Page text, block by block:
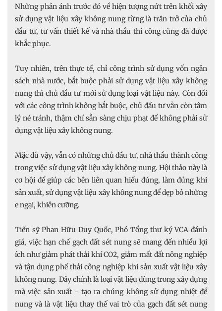
Những phản ánh trước đó về hiện tượng nứt trên khối xây
sử dụng vật liệu xây không nung từng là trăn trở của chủ
đầu tư, tư vấn thiết kế và nhà thầu thi công cũng đã được
khắc phục.
Tuy nhiên, trên thực tế, chỉ công trình sử dụng vốn ngân
sách nhà nước, bắt buộc phải sử dụng vật liệu xây không
nung thì chủ đầu tư mới sử dụng loại vật liệu này. Còn đối
với các công trình không bắt buộc, chủ đầu tư vẫn còn tâm
lý né tránh, thậm chí sẵn sàng chịu phạt để không phải sử
dụng vật liệu xây không nung.
Mặc dù vậy, vẫn có những chủ đầu tư, nhà thầu thành công
trong việc sử dụng vật liệu xây không nung. Hội thảo này là
cơ hội để giúp các bên liên quan hiểu đúng, làm đúng khi
sản xuất, sử dụng vật liệu xây không nung để dẹp bỏ những
e ngại, khiên cưỡng.
Tiến sỹ Phan Hữu Duy Quốc, Phó Tổng thư ký VCA đánh
giá, việc hạn chế gạch đất sét nung sẽ mang đến nhiều lợi
ích như giảm phát thải khí CO2, giảm mất đất nông nghiệp
và tận dụng phế thải công nghiệp khi sản xuất vật liệu xây
không nung. Đây chính là loại vật liệu dùng trong xây dựng
mà việc sản xuất - tạo ra chúng không sử dụng nhiệt để
nung và là vật liệu thay thế vai trò của gạch đất sét nung